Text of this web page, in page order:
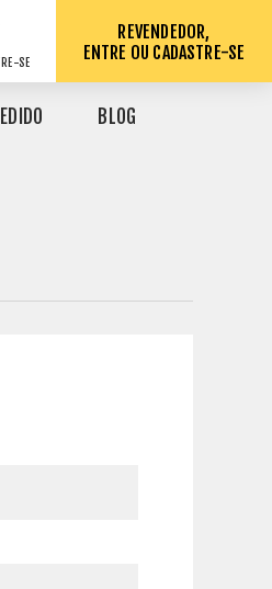
SE
REVENDEDOR,
ENTRE OU CADASTRE-SE
BLOG